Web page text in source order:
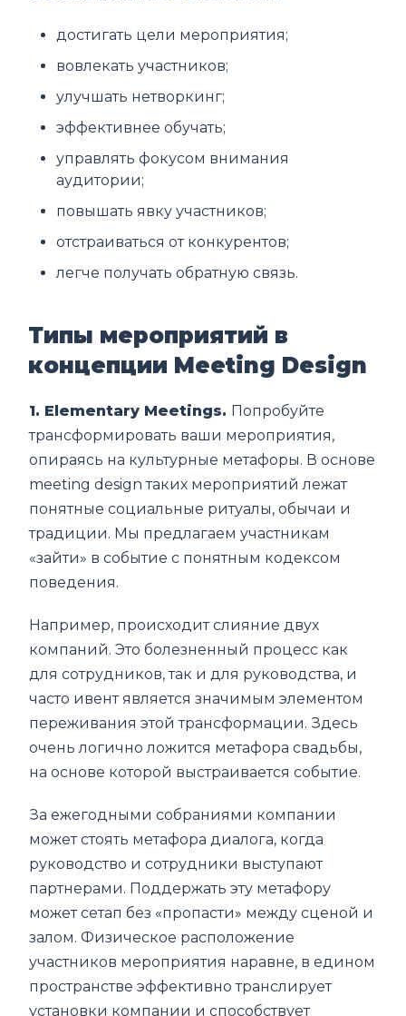
достигать цели мероприятия;
вовлекать участников;
улучшать нетворкинг;
эффективнее обучать;
управлять фокусом внимания
аудитории;
повышать явку участников;
отстраиваться от конкурентов;
легче получать обратную связь.
Типы мероприятий в
концепции Meeting Design
1. Elementary Meetings. Попробуйте
трансформировать ваши мероприятия,
опираясь на культурные метафоры. В основе
meeting design таких мероприятий лежат
понятные социальные ритуалы, обычаи и
традиции. Мы предлагаем участникам
«зайти» в событие с понятным кодексом
поведения.
Например, происходит слияние двух
компаний. Это болезненный процесс как
для сотрудников, так и для руководства, и
часто ивент является значимым элементом
переживания этой трансформации. Здесь
очень логично ложится метафора свадьбы,
на основе которой выстраивается событие.
За ежегодными собраниями компании
может стоять метафора диалога, когда
руководство и сотрудники выступают
партнерами. Поддержать эту метафору
может сетап без «пропасти» между сценой и
залом. Физическое расположение
участников мероприятия наравне, в едином
пространстве эффективно транслирует
установки компании и способствует